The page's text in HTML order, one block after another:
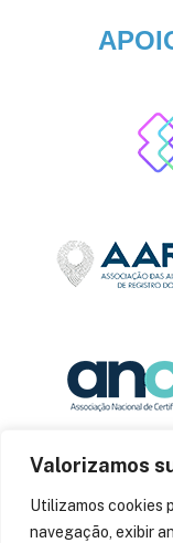
Valorizamos
Utilizamos cookies
navegação, exibir